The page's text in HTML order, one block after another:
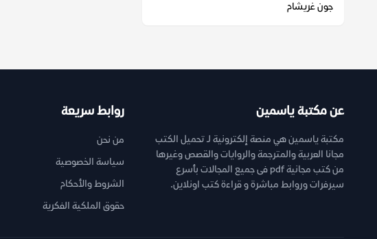
جون غريشام
عن مكتبة ياسمين
مكتبة ياسمين هي منصة إلكترونية لـ تحميل الكتب
مجانا العربية والمترجمة والروايات والقصص وغيرها
من كتب مجانية pdf فى جميع المجالات بأسرع
سيرفرات وروابط مباشرة و قراءة كتب اونلاين.
روابط سريعة
من نحن
سياسة الخصوصية
الشروط والأحكام
حقوق الملكية الفكرية